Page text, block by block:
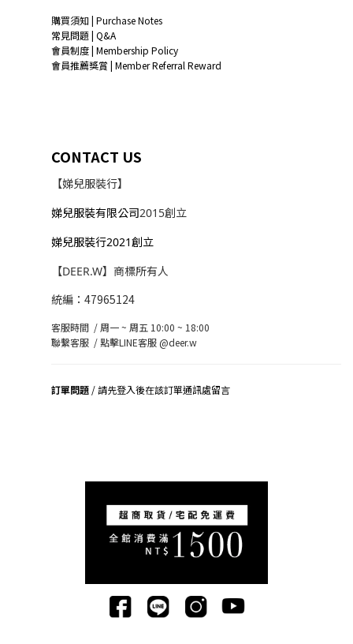
購買須知 | Purchase Notes
常見問題 | Q&A
會員制度 | Membership Policy
會員推薦獎賞 | Member Referral Reward
CONTACT US
【娣兒服裝行】
娣兒服裝有限公司2015創立
娣兒服裝行2021創立
【DEER.W】商標所有人
統編：47965124
客服時間 / 周一 ~ 周五 10:00 ~ 18:00
聯繫客服 /點擊LINE客服 @deer.w
訂單問題 / 請先登入後在該訂單通訊處留言